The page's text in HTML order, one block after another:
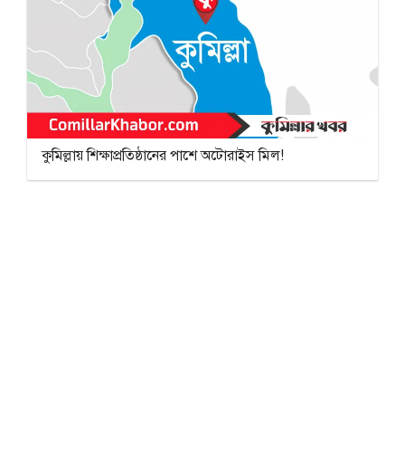
কুমিল্লায় শিক্ষাপ্রতিষ্ঠানের পাশে অটোরাইস মিল!